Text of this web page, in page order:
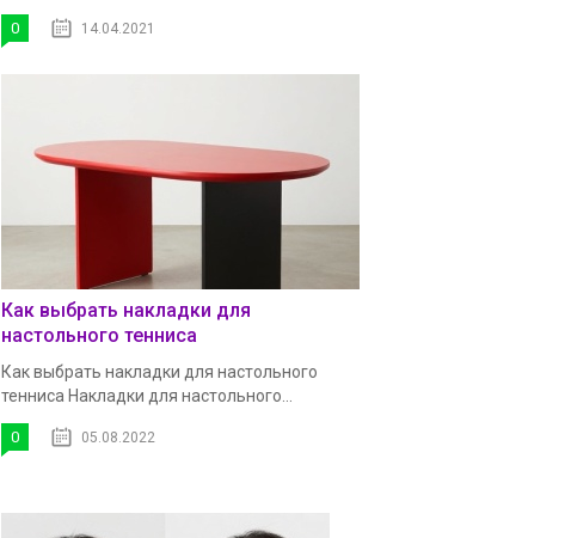
0 14.04.2021
Как выбрать накладки для
настольного тенниса
Как выбрать накладки для настольного
тенниса Накладки для настольного...
0 05.08.2022